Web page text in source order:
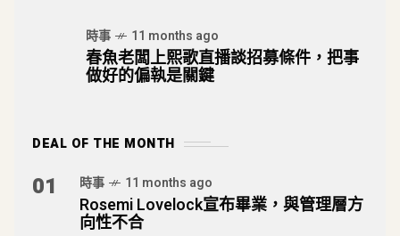
時事 11 months ago
春魚老闆上熙歌直播談招募條件，把事
做好的偏執是關鍵
DEAL OF THE MONTH
01 時事 11 months ago
Rosemi Lovelock宣布畢業，與管理層方
向性不合